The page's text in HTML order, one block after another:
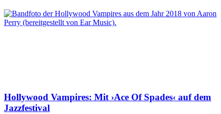
Hollywood Vampires: Mit ›Ace Of Spades‹ auf dem
Jazzfestival